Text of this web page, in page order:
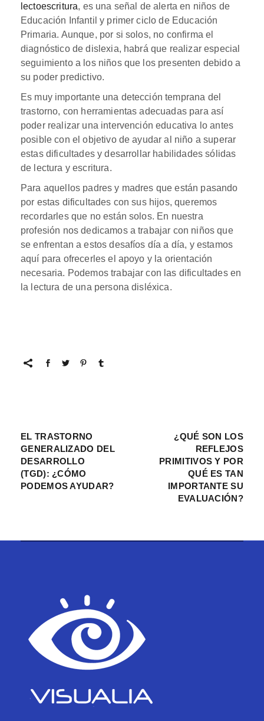
lectoescritura, es una señal de alerta en niños de
Educación Infantil y primer ciclo de Educación
Primaria. Aunque, por si solos, no confirma el
diagnóstico de dislexia, habrá que realizar especial
seguimiento a los niños que los presenten debido a
su poder predictivo.
Es muy importante una detección temprana del
trastorno, con herramientas adecuadas para así
poder realizar una intervención educativa lo antes
posible con el objetivo de ayudar al niño a superar
estas dificultades y desarrollar habilidades sólidas
de lectura y escritura.
Para aquellos padres y madres que están pasando
por estas dificultades con sus hijos, queremos
recordarles que no están solos. En nuestra
profesión nos dedicamos a trabajar con niños que
se enfrentan a estos desafíos día a día, y estamos
aquí para ofrecerles el apoyo y la orientación
necesaria. Podemos trabajar con las dificultades en
la lectura de una persona disléxica.
EL TRASTORNO
GENERALIZADO DEL
DESARROLLO
(TGD): ¿CÓMO
PODEMOS AYUDAR?
¿QUÉ SON LOS
REFLEJOS
PRIMITIVOS Y POR
QUÉ ES TAN
IMPORTANTE SU
EVALUACIÓN?